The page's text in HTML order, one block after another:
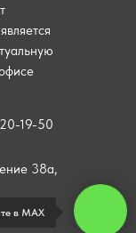
в МАХ
19-50
38а,